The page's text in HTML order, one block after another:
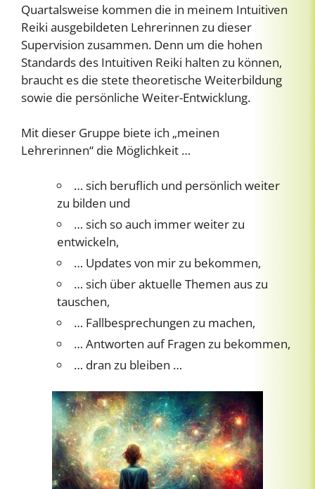
Quartalsweise kommen die in meinem Intuitiven
Reiki ausgebildeten Lehrerinnen zu dieser
Supervision zusammen. Denn um die hohen
Standards des Intuitiven Reiki halten zu können,
braucht es die stete theoretische Weiterbildung
sowie die persönliche Weiter-Entwicklung.
Mit dieser Gruppe biete ich „meinen
Lehrerinnen“ die Möglichkeit …
… sich beruflich und persönlich weiter
zu bilden und
… sich so auch immer weiter zu
entwickeln,
… Updates von mir zu bekommen,
… sich über aktuelle Themen aus zu
tauschen,
… Fallbesprechungen zu machen,
… Antworten auf Fragen zu bekommen,
… dran zu bleiben …